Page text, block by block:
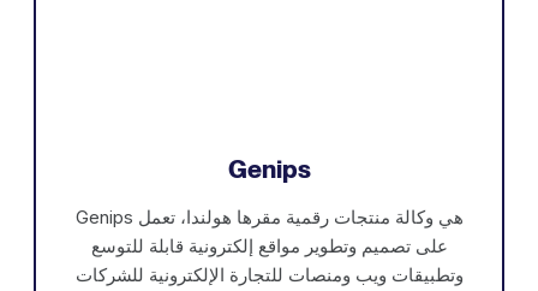
Genips
Genips هي وكالة منتجات رقمية مقرها هولندا، تعمل
على تصميم وتطوير مواقع إلكترونية قابلة للتوسع
وتطبيقات ويب ومنصات للتجارة الإلكترونية للشركات